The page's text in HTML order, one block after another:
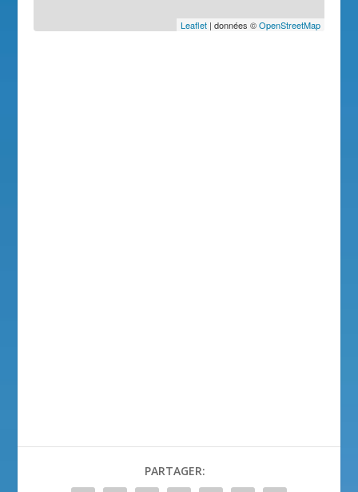
Leaflet| données ©OpenStreetMap
PARTAGER: